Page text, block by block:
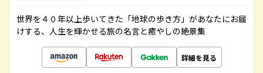
世界を４０年以上歩いてきた「地球の歩き方」があなたにお届
けする、人生を輝かせる旅の名言と癒やしの絶景集
詳細を見る